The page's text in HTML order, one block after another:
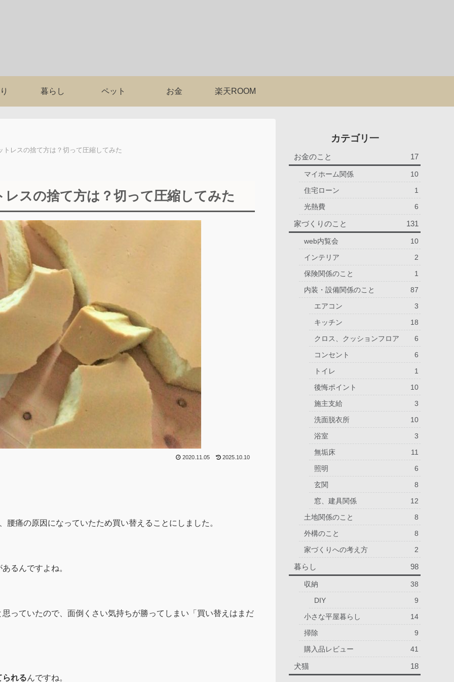
暮らし ペット お金 楽天ROOM
トレスの捨て方は？切って圧縮してみた
スの捨て方は？切って圧縮してみた
2020.11.05 2025.10.10
腰痛の原因になっていたため買い替えることにしました。
るんですよね。
っていたので、面倒くさい気持ちが勝ってしまい「買い替えはまだ
られるんですね。
カテゴリ一
お金のこと 17
マイホーム関係
10
住宅ローン
1
光熱費
6
家づくりのこと 131
web内覧会
10
インテリア
2
保険関係のこと
1
内装・設備関係のこと
87
エアコン
3
キッチン
18
クロス、クッションフロア
6
コンセント
6
トイレ
1
後悔ポイント
10
施主支給
3
洗面脱衣所
10
浴室
3
無垢床
11
照明
6
玄関
8
窓、建具関係
12
土地関係のこと
8
外構のこと
8
家づくりへの考え方
2
暮らし 98
収納
38
DIY
9
小さな平屋暮らし
14
掃除
9
購入品レビュー
41
犬猫 18